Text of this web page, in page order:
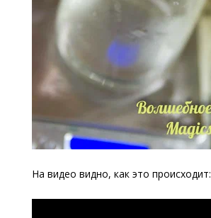
На видео видно, как это происходит: